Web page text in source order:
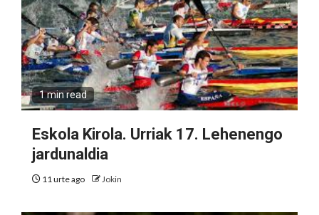
1 min read
Eskola Kirola. Urriak 17. Lehenengo
jardunaldia
11 urte ago Jokin